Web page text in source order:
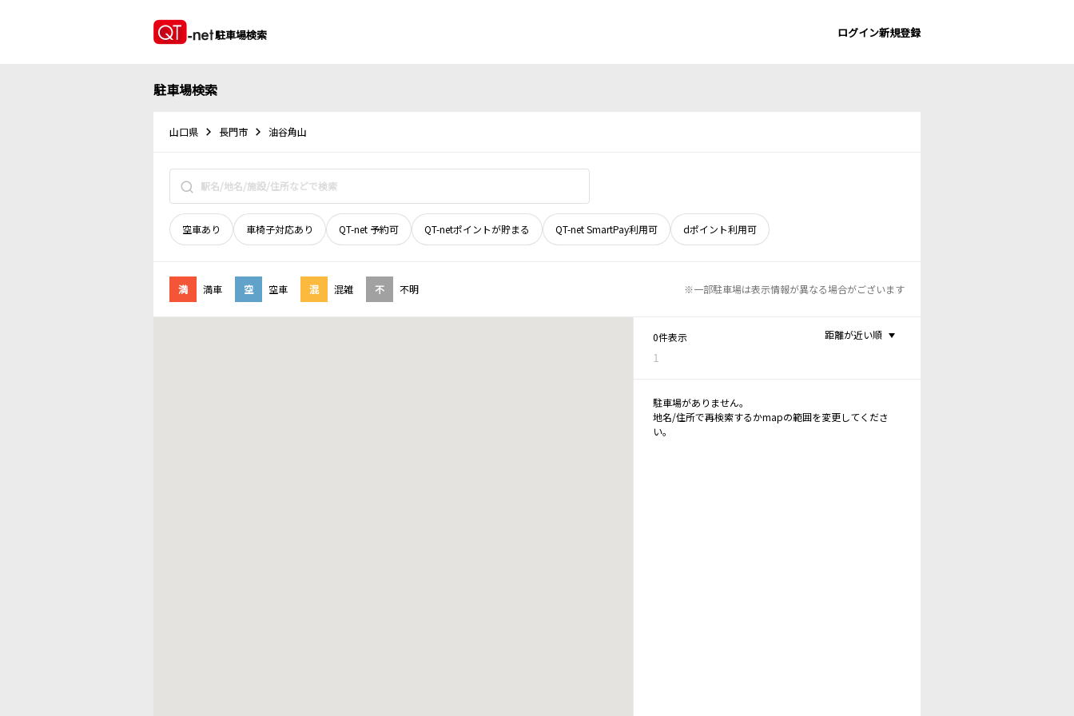
駐車場検索 ログイン新規登録
駐車場検索
山口県 長門市 油谷角山
空車あり 車椅子対応あり QT-net 予約可 QT-netポイントが貯まる QT-net SmartPay利用可 dポイント利用可
満 満車 空 空車 混 混雑 不 不明 ※一部駐車場は表示情報が異なる場合がございます
0件表示
1
距離が近い順
駐車場がありません。
地名/住所で再検索するかmapの範囲を変更してくださ
い。